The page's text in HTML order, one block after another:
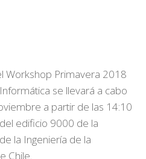
Workshop Primavera 2018
se llevará a cabo
a partir de las 14:10
edificio 9000 de la
la Ingeniería de la
Chile.